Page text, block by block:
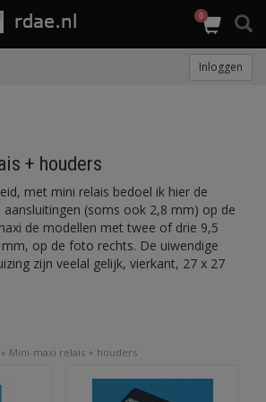
0
Inloggen
+ houders
met mini relais bedoel ik hier de
(soms ook 2,8 mm) op de
de modellen met twee of drie 9,5
op de foto rechts. De uiwendige
zijn veelal gelijk, vierkant, 27 x 27
» Mini-maxi relais + houders